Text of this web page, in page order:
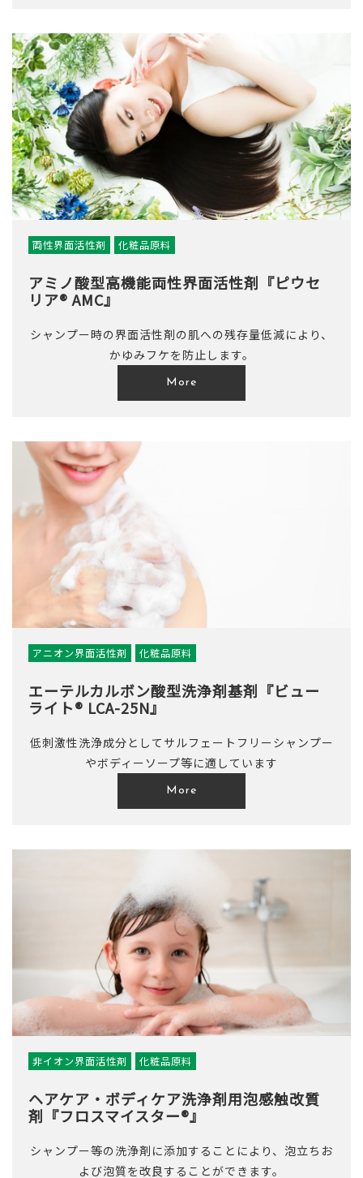
両性界面活性剤 化粧品原料
アミノ酸型高機能両性界面活性剤『ピウセ
リア® AMC』
シャンプー時の界面活性剤の肌への残存量低減により、
かゆみフケを防止します。
More
アニオン界面活性剤 化粧品原料
エーテルカルボン酸型洗浄剤基剤『ビュー
ライト® LCA-25N』
低刺激性洗浄成分としてサルフェートフリーシャンプー
やボディーソープ等に適しています
More
非イオン界面活性剤 化粧品原料
ヘアケア・ボディケア洗浄剤用泡感触改質
剤『フロスマイスター®』
シャンプー等の洗浄剤に添加することにより、泡立ちお
よび泡質を改良することができます。